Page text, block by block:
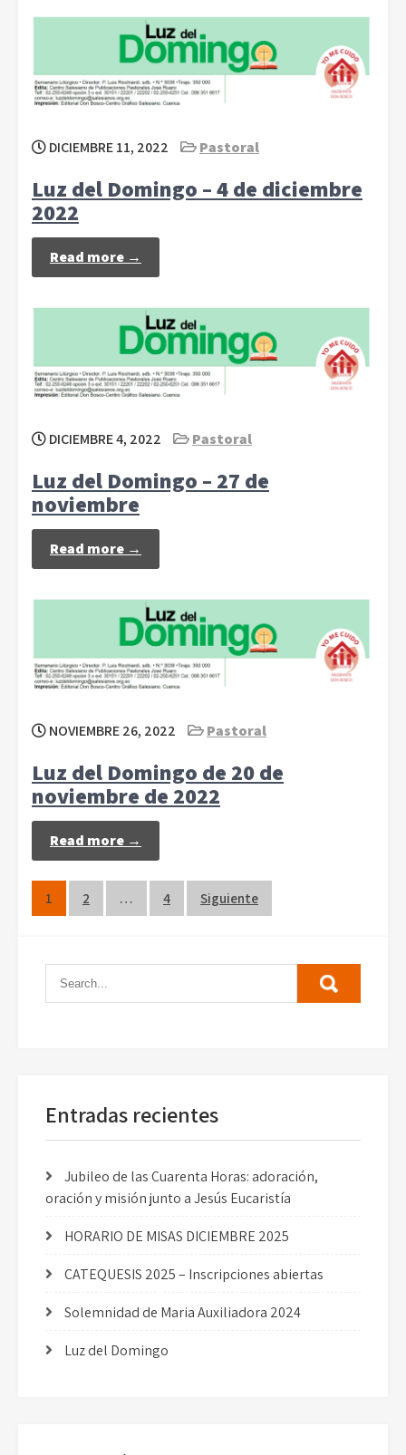
DICIEMBRE 11, 2022 Pastoral
Luz del Domingo – 4 de diciembre
2022
Read more →
DICIEMBRE 4, 2022 Pastoral
Luz del Domingo – 27 de
noviembre
Read more →
NOVIEMBRE 26, 2022 Pastoral
Luz del Domingo de 20 de
noviembre de 2022
Read more →
Paginación
entradas
1 2 … 4 Siguiente
Entradas recientes
Jubileo de las Cuarenta Horas: adoración,
oración y misión junto a Jesús Eucaristía
HORARIO DE MISAS DICIEMBRE 2025
CATEQUESIS 2025 – Inscripciones abiertas
Solemnidad de Maria Auxiliadora 2024
Luz del Domingo